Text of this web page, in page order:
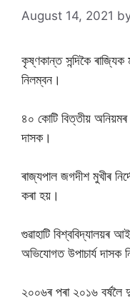
August 14, 2021
কৃষ্ণকান্ত সন্দিকৈ ৰাজ্যিক
নিলম্বন।
৪০ কোটি বিত্তীয়
দাসক।
ৰাজ্যপাল জগদীশ মুখীৰ
কৰা হয়।
গুৱাহাটি
অভিযোগত উপাচাৰ্য দাসক
২০০৬ৰ পৰা ২০১৬ বৰ্ষলৈ